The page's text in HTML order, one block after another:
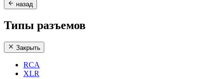
назад
Типы разъемов
Закрыть
RCA
XLR